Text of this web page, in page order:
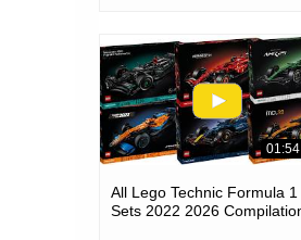
All Lego Technic Formula 1
Sets 2022 2026